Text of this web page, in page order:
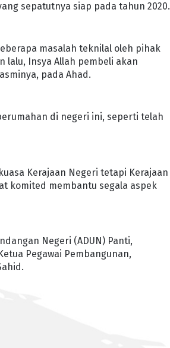
sepatutnya siap pada tahun 2020.
masalah teknilal oleh pihak
lalu, Insya Allah pembeli akan
pada Ahad.
di negeri ini, seperti telah
Kerajaan Negeri tetapi Kerajaan
komited membantu segala aspek
Negeri (ADUN) Panti,
Pegawai Pembangunan,